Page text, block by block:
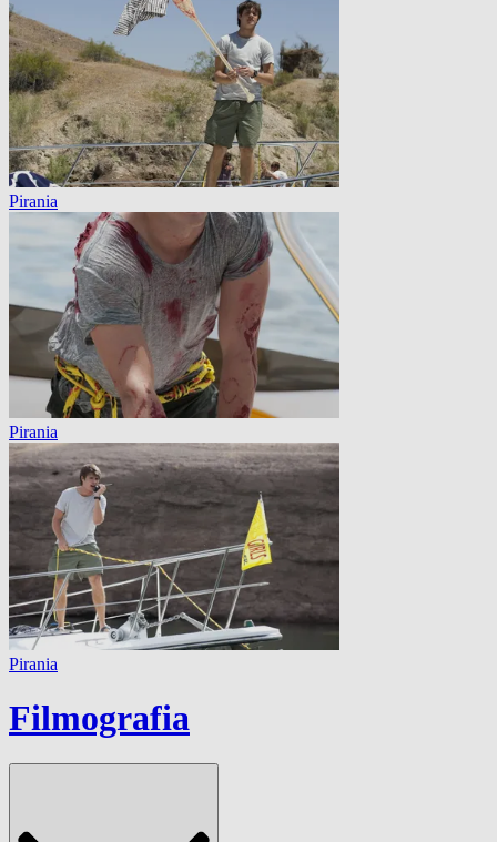
Pirania
Pirania
Pirania
Filmografia